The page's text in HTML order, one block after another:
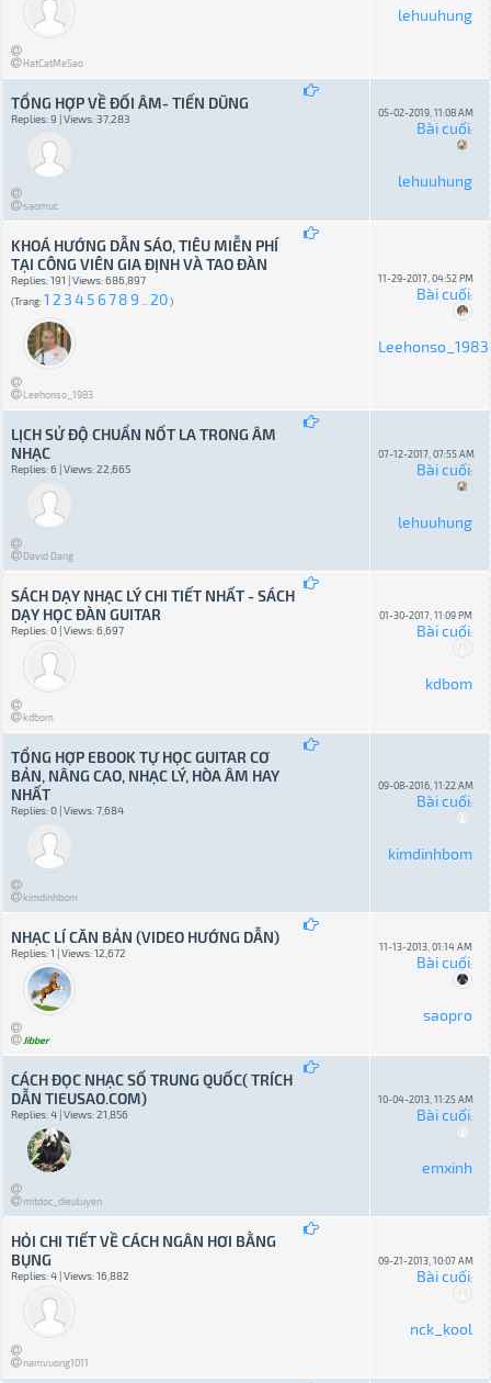
HatCatMeSao
lehuuhung
TỔNG HỢP VỀ ĐỐI ÂM- TIẾN DŨNG
Replies: 9 | Views: 37,283
saomuc
05-02-2019, 11:08 AM
Bài cuối:
lehuuhung
KHOÁ HƯỚNG DẪN SÁO, TIÊU MIỄN PHÍ
TẠI CÔNG VIÊN GIA ĐỊNH VÀ TAO ĐÀN
Replies: 191 | Views: 686,897
(Trang:1 2 3 4 5 67 89 ... 20 )
Leehonso_1983
11-29-2017, 04:52 PM
Bài cuối:
Leehonso_1983
LỊCH SỬ ĐỘ CHUẨN NỐT LA TRONG ÂM
NHẠC
Replies: 6 | Views: 22,665
David Dang
07-12-2017, 07:55 AM
Bài cuối:
lehuuhung
SÁCH DẠY NHẠC LÝ CHI TIẾT NHẤT - SÁCH
DẠY HỌC ĐÀN GUITAR
Replies: 0 | Views: 6,697
kdbom
01-30-2017, 11:09 PM
Bài cuối:
kdbom
TỔNG HỢP EBOOK TỰ HỌC GUITAR CƠ
BẢN, NÂNG CAO, NHẠC LÝ, HÒA ÂM HAY
NHẤT
Replies: 0 | Views: 7,684
kimdinhbom
09-08-2016, 11:22 AM
Bài cuối:
kimdinhbom
NHẠC LÍ CĂN BẢN (VIDEO HƯỚNG DẪN)
Replies: 1 | Views: 12,672
Jibber
11-13-2013, 01:14 AM
Bài cuối:
saopro
CÁCH ĐỌC NHẠC SỐ TRUNG QUỐC( TRÍCH
DẪN TIEUSAO.COM)
Replies: 4 | Views: 21,856
mitdoc_dieuluyen
10-04-2013, 11:25 AM
Bài cuối:
emxinh
HỎI CHI TIẾT VỀ CÁCH NGÂN HƠI BẰNG
BỤNG
Replies: 4 | Views: 16,882
namvuong1011
09-21-2013, 10:07 AM
Bài cuối:
nck_kool